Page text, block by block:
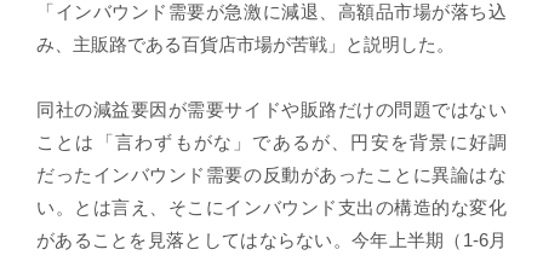
「インバウンド需要が急激に減退、高額品市場が落ち込
み、主販路である百貨店市場が苦戦」と説明した。
同社の減益要因が需要サイドや販路だけの問題ではない
ことは「言わずもがな」であるが、円安を背景に好調
だったインバウンド需要の反動があったことに異論はな
い。とは言え、そこにインバウンド支出の構造的な変化
があることを見落としてはならない。今年上半期（1-6月